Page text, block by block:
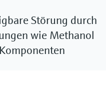
Störung durch
wie Methanol